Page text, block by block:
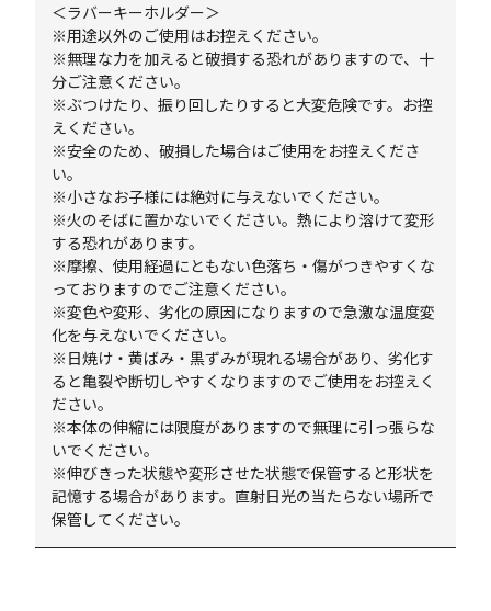
＜ラバーキーホルダー＞
※用途以外のご使用はお控えください。
※無理な力を加えると破損する恐れがありますので、十
分ご注意ください。
※ぶつけたり、振り回したりすると大変危険です。お控
えください。
※安全のため、破損した場合はご使用をお控えくださ
い。
※小さなお子様には絶対に与えないでください。
※火のそばに置かないでください。熱により溶けて変形
する恐れがあります。
※摩擦、使用経過にともない色落ち・傷がつきやすくな
っておりますのでご注意ください。
※変色や変形、劣化の原因になりますので急激な温度変
化を与えないでください。
※日焼け・黄ばみ・黒ずみが現れる場合があり、劣化す
ると亀裂や断切しやすくなりますのでご使用をお控えく
ださい。
※本体の伸縮には限度がありますので無理に引っ張らな
いでください。
※伸びきった状態や変形させた状態で保管すると形状を
記憶する場合があります。直射日光の当たらない場所で
保管してください。